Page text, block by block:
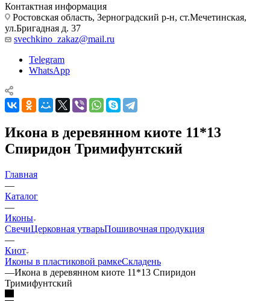
Контактная информация
Ростовская область, Зерноградский р-н, ст.Мечетинская,
ул.Бригадная д. 37
svechkino_zakaz@mail.ru
Telegram
WhatsApp
Икона в деревянном киоте 11*13
Спиридон Тримифунтский
Главная
—
Каталог
—
Иконы
СвечиЦерковная утварьПошивочная продукция
—
Киот
Иконы в пластиковой рамкеСкладень
—Икона в деревянном киоте 11*13 Спиридон
Тримифунтский